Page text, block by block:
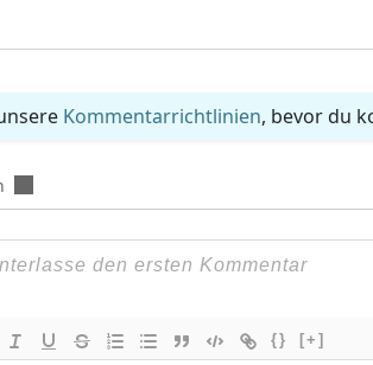
Kommentarrichtlinien, bevor du
{} [+]